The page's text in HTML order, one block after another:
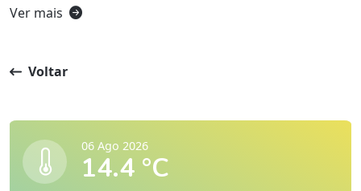
Ver mais
Voltar
06 Ago 2026
14.4 °C